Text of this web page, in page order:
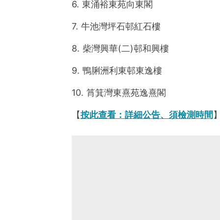
6. 東涌裕東苑向東閣
7. 牛池灣坪石邨紅石樓
8. 柴灣興華(二)邨和興樓
9. 鴨脷洲利東邨東逸樓
10. 筲箕灣東熹苑逸熹閣
【按此查看：詳細公告、須檢測時間